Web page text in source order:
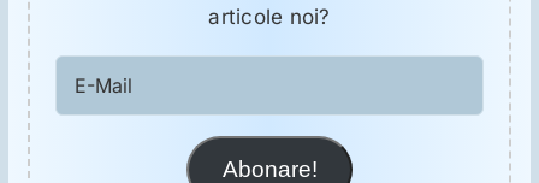
articole noi?
Mail
Abonare!